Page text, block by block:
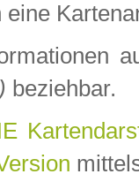
eine
beziehbar.